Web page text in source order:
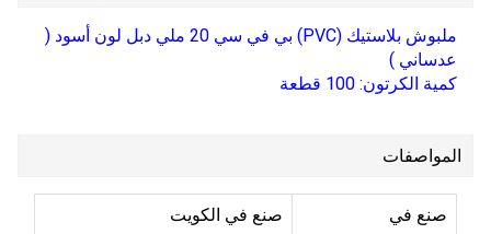
ملبوش بلاستيك (PVC) بي في سي 20 ملي دبل لون أسود (
عدساني )
كمية الكرتون: 100 قطعة
المواصفات
صنع في صنع في الكويت